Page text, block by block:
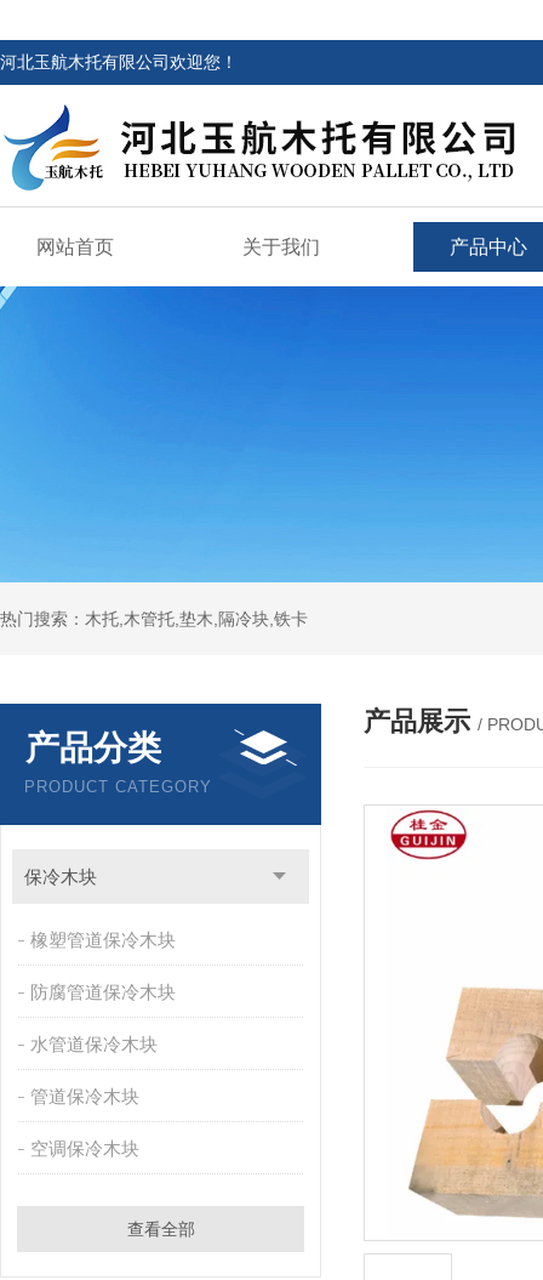
河北玉航木托有限公司欢迎您！
网站首页 关于我们 产品中心
热门搜索：木托,木管托,垫木,隔冷块,铁卡
产品分类
PRODUCT CATEGORY
保冷木块
橡塑管道保冷木块
防腐管道保冷木块
水管道保冷木块
管道保冷木块
空调保冷木块
查看全部
产品展示 /